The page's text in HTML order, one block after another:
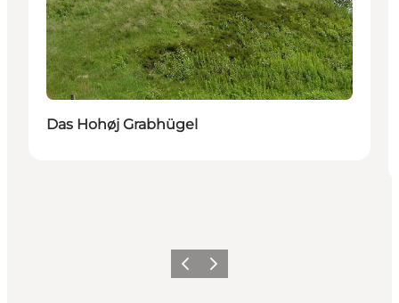
Das Hohøj Grabhügel
Vorherige Folie
Nächste Folie